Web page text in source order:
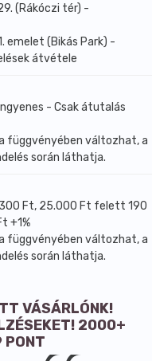
(Rákóczi tér) -
emelet (Bikás Park) -
átvétele
- Csak átutalás
függvényében változhat, a
során láthatja.
Ft, 25.000 Ft felett 190
+1%
függvényében változhat, a
során láthatja.
VÁSÁRLÓNK!
2000+
PONT